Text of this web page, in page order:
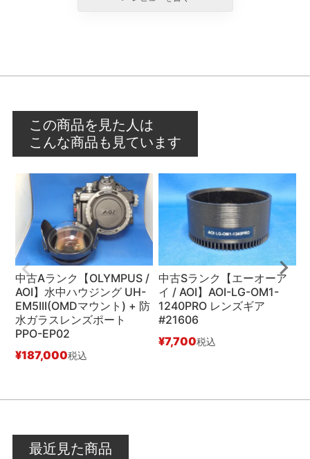
この商品を見た人は
こんな商品も見ています
中古Aランク【OLYMPUS /
AOI】水中ハウジング UH-
EM5III(OMDマウント) + 防
水ガラスレンズポート
PPO-EP02
¥187,000税込
中古Sランク【エーオーア
イ / AOI】AOI-LG-OM1-
1240PRO レンズギア
#21606
¥7,700税込
最近見た商品